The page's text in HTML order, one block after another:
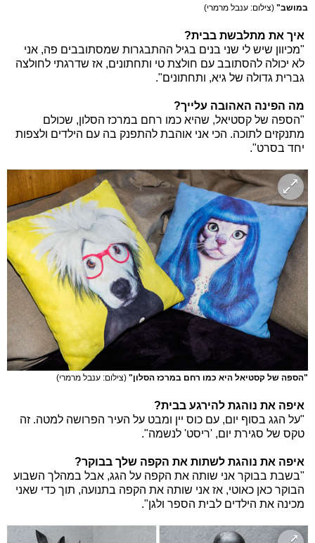
במושב" (צילום: ענבל מרמרי)
איך את מתלבשת בבית?
"מכיוון שיש לי שני בנים בגיל ההתבגרות שמסתובבים פה, אני
לא יכולה להסתובב עם חולצת טי ותחתונים, אז שדרגתי לחולצה
גברית גדולה של גיא, ותחתונים".
מה הפינה האהובה עלייך?
"הספה של קסטיאל, שהיא כמו רחם במרכז הסלון, שכולם
מתנקזים לתוכה. הכי אני אוהבת להתפנק בה עם הילדים ולצפות
יחד בסרט".
"הספה של קסטיאל היא כמו רחם במרכז הסלון" (צילום: ענבל מרמרי)
איפה את נוהגת להירגע בבית?
"על הגג בסוף יום, עם כוס יין ומבט על העיר הפרושה למטה. זה
טקס של סגירת יום, 'ריסט' לנשמה".
איפה את נוהגת לשתות את הקפה שלך בבוקר?
"בשבת בבוקר אני שותה את הקפה על הגג, אבל במהלך השבוע
הבוקר כאן כאוטי, אז אני שותה את הקפה בתנועה, תוך כדי שאני
מכינה את הילדים לבית הספר ולגן".